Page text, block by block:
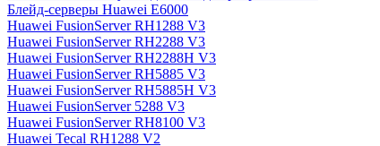
Блейд-серверы Huawei E6000
Huawei FusionServer RH1288 V3
Huawei FusionServer RH2288 V3
Huawei FusionServer RH2288H V3
Huawei FusionServer RH5885 V3
Huawei FusionServer RH5885H V3
Huawei FusionServer 5288 V3
Huawei FusionServer RH8100 V3
Huawei Tecal RH1288 V2